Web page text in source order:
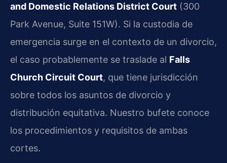
and Domestic Relations District Court (300
Park Avenue, Suite 151W). Si la custodia de
emergencia surge en el contexto de un divorcio,
el caso probablemente se traslade al Falls
Church Circuit Court, que tiene jurisdicción
sobre todos los asuntos de divorcio y
distribución equitativa. Nuestro bufete conoce
los procedimientos y requisitos de ambas
cortes.